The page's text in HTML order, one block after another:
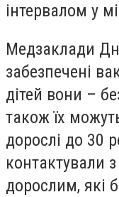
інтервалом у
Медзаклади
забезпечені
дітей вони –
також їх
дорослі до 30
контактували
дорослим, які